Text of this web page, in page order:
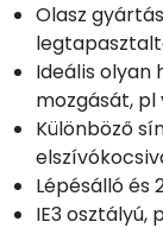
Olasz
Ideális olyan
mozgását, pl
Különböző
Lépésálló és
IE3